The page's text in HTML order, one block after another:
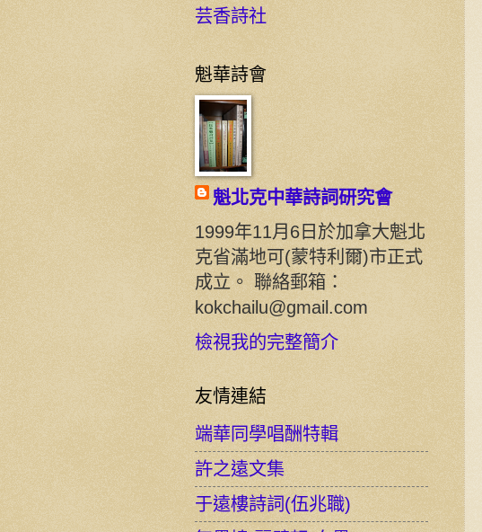
芸香詩社
魁華詩會
魁北克中華詩詞研究會
1999年11月6日於加拿大魁北
克省滿地可(蒙特利爾)市正式
成立。 聯絡郵箱：
kokchailu@gmail.com
檢視我的完整簡介
友情連結
端華同學唱酬特輯
許之遠文集
于遠樓詩詞(伍兆職)